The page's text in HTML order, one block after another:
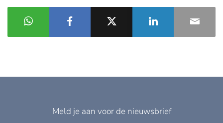
Meld je aan voor de nieuwsbrief